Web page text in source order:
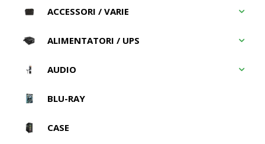
ACCESSORI / VARIE
ALIMENTATORI / UPS
AUDIO
BLU-RAY
CASE